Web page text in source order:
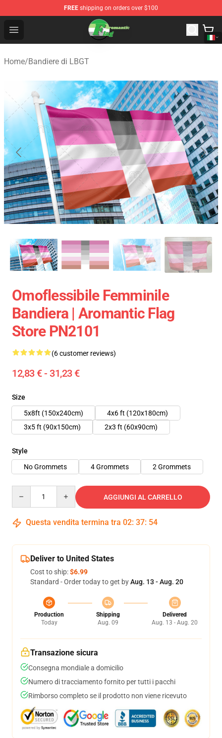
FREE shipping on orders over $100
Open menu
Aromantic Flag Shop - The Best Store of Aromantic Flag
Home/Bandiere di LBGT
Omoflessibile Femminile
Bandiera | Aromantic Flag
Store PN2101
(6 customer reviews)
12,83 € - 31,23 €
Size
5x8ft (150x240cm)
4x6 ft (120x180cm)
3x5 ft (90x150cm)
2x3 ft (60x90cm)
Style
No Grommets
4 Grommets 2 Grommets
AGGIUNGI AL CARRELLO
Questa vendita termina tra 02: 37: 54
Deliver to United States
Cost to ship:$6.99
Standard - Order today to get byAug. 13 - Aug. 20
Production
Today
Shipping
Aug. 09
Delivered
Aug. 13 - Aug. 20
Transazione sicura
Consegna mondiale a domicilio
Numero di tracciamento fornito per tutti i pacchi
Rimborso completo se il prodotto non viene ricevuto